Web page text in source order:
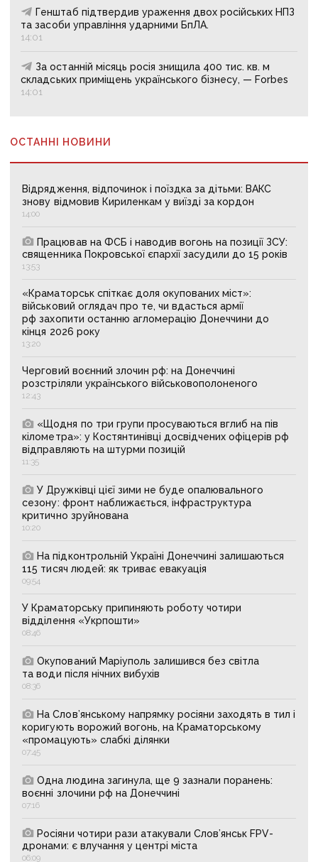
Генштаб підтвердив ураження двох російських НПЗ
та засоби управління ударними БпЛА.
14:01
За останній місяць росія знищила 400 тис. кв. м
складських приміщень українського бізнесу, — Forbes
14:01
ОСТАННІ НОВИНИ
Відрядження, відпочинок і поїздка за дітьми: ВАКС
знову відмовив Кириленкам у виїзді за кордон
14:00
Працював на ФСБ і наводив вогонь на позиції ЗСУ:
священника Покровської єпархії засудили до 15 років
13:53
«Краматорськ спіткає доля окупованих міст»:
військовий оглядач про те, чи вдасться армії
рф захопити останню агломерацію Донеччини до
кінця 2026 року
13:20
Черговий воєнний злочин рф: на Донеччині
розстріляли українського військовополоненого
12:43
«Щодня по три групи просуваються вглиб на пів
кілометра»: у Костянтинівці досвідчених офіцерів рф
відправляють на штурми позицій
11:35
У Дружківці цієї зими не буде опалювального
сезону: фронт наближається, інфраструктура
критично зруйнована
10:20
На підконтрольній Україні Донеччині залишаються
115 тисяч людей: як триває евакуація
09:54
У Краматорську припиняють роботу чотири
відділення «Укрпошти»
08:46
Окупований Маріуполь залишився без світла
та води після нічних вибухів
08:36
На Слов’янському напрямку росіяни заходять в тил і
коригують ворожий вогонь, на Краматорському
«промацують» слабкі ділянки
07:45
Одна людина загинула, ще 9 зазнали поранень:
воєнні злочини рф на Донеччині
07:16
Росіяни чотири рази атакували Слов’янськ FPV-
дронами: є влучання у центрі міста
06:09